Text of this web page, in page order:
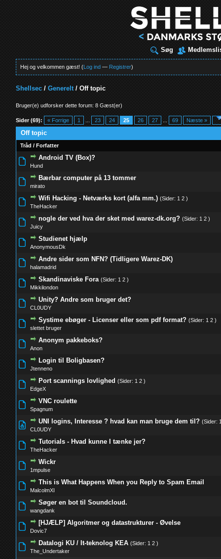
Søg
Hej og velkommen gæst! (Log ind — Registrer)
Shellsec /Generelt /Off topic
Bruger(e) udforsker dette forum: 8 Gæst(er)
Sider (69): « Forrige 1 23 24 25 26 27 69 Næste »
Off topic
Tråd /Forfatter
Android TV (Box)?
Hund
0 Stemmer - 0 ud af 5 i gennemsnit
12
Bærbar computer på 13 tommer
mirato
0 Stemmer - 0 ud af 5 i gennemsnit
1 2345
Wifi Hacking - Netværks kort (alfa mm.) (Sider: 1 2 )
TheHacker
0 Stemmer - 0 ud af 5 i gennemsnit
12345
nogle der ved hva der sket med warez-dk.org? (Sider: 1 2 )
Juicy
0 Stemmer - 0 ud af 5 i gennemsnit
1234 5
Studienet hjælp
AnonymousDk
0 Stemmer - 0 ud af 5 i gennemsnit
Andre sider som NFN? (Tidligere Warez-DK)
halamadrid
0 Stemmer - 0 ud af 5 i gennemsnit
12 345
Skandinaviske Fora (Sider: 1 2 )
Mikkilondon
0 Stemmer - 0 ud af 5 i gennemsnit
12345
Unity? Andre som bruger det?
CL0UDY
0 Stemmer - 0 ud af 5 i gennemsnit
1 2345
Systime ebøger - Licenser eller som pdf format? (Sider: 1 2 )
slettet bruger
0 Stemmer - 0 ud af 5 i gennemsnit
12345
Anonym pakkeboks?
Anon
0 Stemmer - 0 ud af 5 i gennemsnit
123
Login til Boligbasen?
Jtenneno
0 Stemmer - 0 ud af 5 i gennemsnit
1234
Port scannings lovlighed (Sider: 1 2 )
EdgeX
0 Stemmer - 0 ud af 5 i gennemsnit
12 345
VNC roulette
Spagnum
0 Stemmer - 0 ud af 5 i gennemsnit
UNI logins, Interesse ? hvad kan man bruge dem til? (Sider:
CL0UDY
0 Stemmer - 0 ud af 5 i gennemsnit
12345
Tutorials - Hvad kunne I tænke jer?
TheHacker
1 Stemmer - 5 ud af 5 i gennemsnit
12345
Wickr
1mpulse
0 Stemmer - 0 ud af 5 i gennemsnit
This is What Happens When you Reply to Spam Email
MalcolmXI
0 Stemmer - 0 ud af 5 i gennemsnit
1234 5
Søger en bot til Soundcloud.
wangdank
0 Stemmer - 0 ud af 5 i gennemsnit
12345
[HJÆLP] Algoritmer og datastrukturer - Øvelse
Dovic7
0 Stemmer - 0 ud af 5 i gennemsnit
123 45
Datalogi KU / It-teknolog KEA (Sider: 1 2 )
The_Undertaker
0 Stemmer - 0 ud af 5 i gennemsnit
12345